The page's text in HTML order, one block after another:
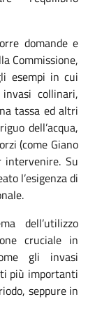
domande e
Commissione,
esempi in cui
collinari,
tassa ed altri
dell’acqua,
(come Giano
intervenire. Su
l’esigenza di
dell’utilizzo
cruciale in
gli invasi
più importanti
seppure in